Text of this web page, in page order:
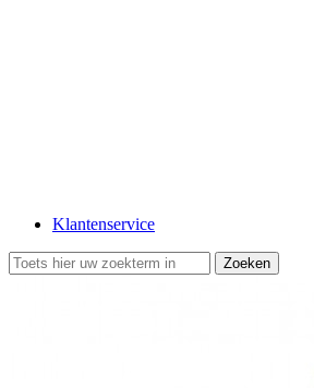
Klantenservice